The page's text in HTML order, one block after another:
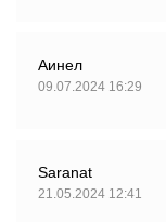
Аинел
09.07.2024 16:29
Saranat
21.05.2024 12:41